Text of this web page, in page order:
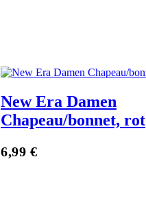
New Era Damen
Chapeau/bonnet, rot
6,99 €